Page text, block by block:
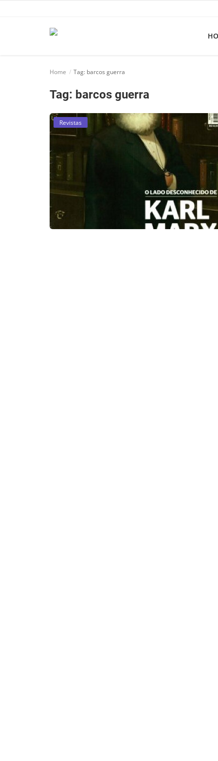
Jogos hoje na TV
Home Tag: barcos guerra
Tag: barcos guerra
Revistas